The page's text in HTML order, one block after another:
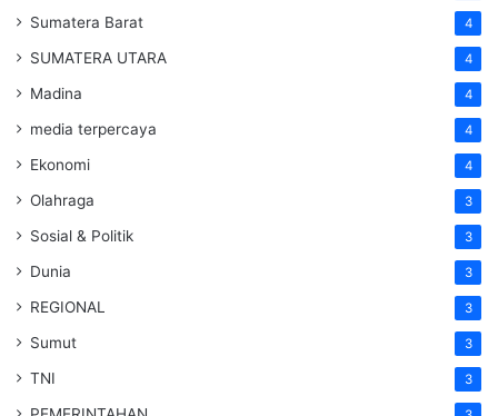
Sumatera Barat 4
SUMATERA UTARA 4
Madina 4
media terpercaya 4
Ekonomi 4
Olahraga 3
Sosial & Politik 3
Dunia 3
REGIONAL 3
Sumut 3
TNI 3